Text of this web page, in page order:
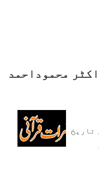
محموداحمد
تاریخ